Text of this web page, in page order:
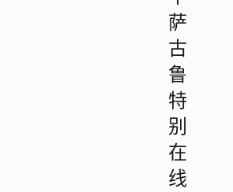
萨
古
鲁
特
别
在
线